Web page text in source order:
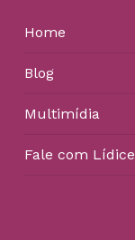
Home
Blog
Multimídia
Fale com Lídice